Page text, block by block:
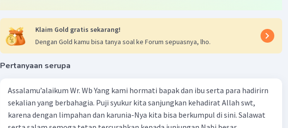
Iklan
Contoh tajuk rencana biasanya terdapat pada koran, yang ditandai
dengan awalan "tajuk rencana" di atas kiri koran.
Klaim Gold gratis sekarang!
Dengan Gold kamu bisa tanya soal ke Forum sepuasnya, lho.
Pertanyaan serupa
Assalamu’alaikum Wr. Wb Yang kami hormati bapak dan ibu serta para hadirirn
sekalian yang berbahagia. Puji syukur kita sanjungkan kehadirat Allah swt,
karena dengan limpahan dan karunia-Nya kita bisa berkumpul di sini. Salawat